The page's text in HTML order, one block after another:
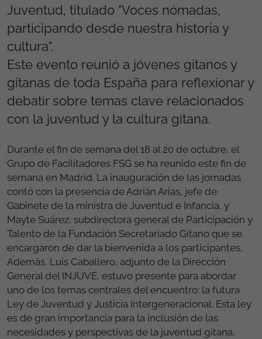
Juventud, titulado "Voces nómadas,
participando desde nuestra historia y
cultura".
Este evento reunió a jóvenes gitanos y
gitanas de toda España para reflexionar y
debatir sobre temas clave relacionados
con la juventud y la cultura gitana.
Durante el fin de semana del 18 al 20 de octubre, el
Grupo de Facilitadores FSG se ha reunido este fin de
semana en Madrid. La inauguración de las jornadas
contó con la presencia de Adrián Arias, jefe de
Gabinete de la ministra de Juventud e Infancia, y
Mayte Suárez, subdirectora general de Participación y
Talento de la Fundación Secretariado Gitano que se
encargaron de dar la bienvenida a los participantes.
Además, Luis Caballero, adjunto de la Dirección
General del INJUVE, estuvo presente para abordar
uno de los temas centrales del encuentro: la futura
Ley de Juventud y Justicia Intergeneracional. Esta ley
es de gran importancia para la inclusión de las
necesidades y perspectivas de la juventud gitana,